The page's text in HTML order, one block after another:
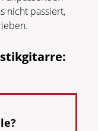
nicht passiert,